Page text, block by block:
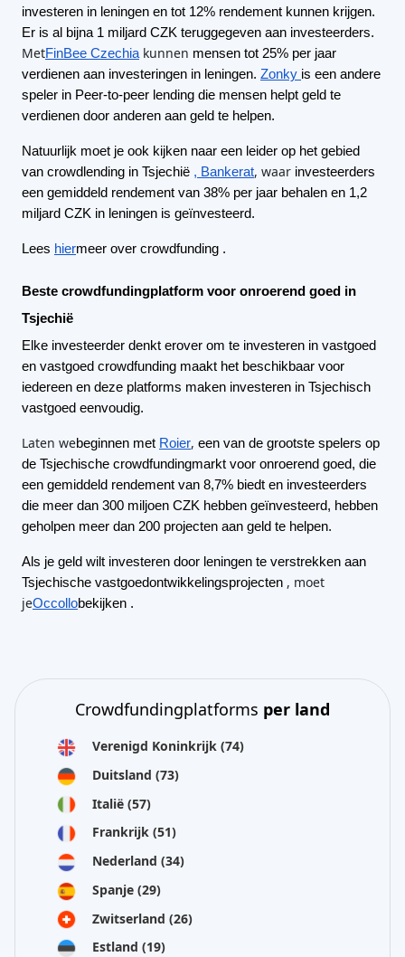
investeren in leningen en tot 12% rendement kunnen krijgen.
Er is al bijna 1 miljard CZK teruggegeven aan investeerders.
MetFinBee Czechiakunnen mensen tot 25% per jaar
verdienen aan investeringen in leningen. Zonky is een andere
speler in Peer-to-peer lending die mensen helpt geld te
verdienen door anderen aan geld te helpen.
Natuurlijk moet je ook kijken naar een leider op het gebied
van crowdlending in Tsjechië , Bankerat, waar investeerders
een gemiddeld rendement van 38% per jaar behalen en 1,2
miljard CZK in leningen is geïnvesteerd.
Lees hiermeer over crowdfunding .
Beste crowdfundingplatform voor onroerend goed in
Tsjechië
Elke investeerder denkt erover om te investeren in vastgoed
en vastgoed crowdfunding maakt het beschikbaar voor
iedereen en deze platforms maken investeren in Tsjechisch
vastgoed eenvoudig.
Laten webeginnen met Roier, een van de grootste spelers op
de Tsjechische crowdfundingmarkt voor onroerend goed, die
een gemiddeld rendement van 8,7% biedt en investeerders
die meer dan 300 miljoen CZK hebben geïnvesteerd, hebben
geholpen meer dan 200 projecten aan geld te helpen.
Als je geld wilt investeren door leningen te verstrekken aan
Tsjechische vastgoedontwikkelingsprojecten , moet
jeOccollobekijken .
Crowdfundingplatforms per land
Verenigd Koninkrijk (74)
Duitsland (73)
Italië (57)
Frankrijk (51)
Nederland (34)
Spanje (29)
Zwitserland (26)
Estland (19)